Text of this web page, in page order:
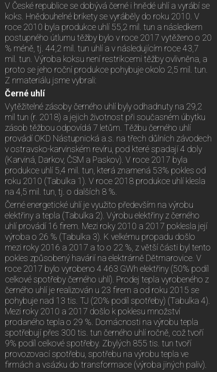
V České republice se dobývá černé i hnědé uhlí a vyrábí se
koks. Hnědouhelné brikety se vyráběly do roku 2010. V
roce 2010 byla produkce uhlí 55,2 mil. tun a následkem
postupného útlumu těžby bylo v roce 2017 vytěženo o 20
% méně, tj. 44,2 mil. tun uhlí a v následujícím roce 43,7
mil. tun. Výroba koksu není restrikcemi těžby ovlivněna, a
proto se jeho roční produkce pohybuje okolo 2,5 mil. tun.
Z nmateriálu jsme vybrali:
Černé uhlí
Vytěžitelné zásoby černého uhlí byly odhadnuty na 29,2
mil tun (r. 2018) a jejich životnost při současném úbytku
zásob těžbou odpovídá 7 letům. Těžbu černého uhlí
provádí OKD Nástupnická a.s. na třech důlních závodech
v ostravsko-karvinském revíru, pod které spadají 4 doly
(Karviná, Darkov, ČSM a Paskov). V roce 2017 byla
produkce uhlí 5,4 mil. tun, která znamená 53% pokles od
roku 2010 (Tabulka 1). V roce 2018 produkce uhlí klesla
na 4,5 mil. tun, tj. o dalších 8 %.
Černé energetické uhlí je využito především na výrobu
elektřiny a tepla (Tabulka 2). Výrobu elektřiny z černého
uhlí provádí 16 firem. Mezi roky 2010 a 2017 poklesla její
výroba o 26 % (Tabulka 3). K velkému propadu došlo
mezi roky 2016 a 2017 a to o 22 %, z větší části byl tento
pokles způsobený havárií na elektrárně Dětmarovice. V
roce 2017 bylo vyrobeno 4 463 GWh elektřiny (50% podíl
celkové spotřeby černého uhlí). Prodej tepla vyrobeného z
černého uhlí je realizován u 23 firem a od roku 2015 se
pohybuje nad 13 tis. TJ (20% podíl spotřeby) (Tabulka 4).
Mezi roky 2010 a 2017 došlo k poklesu množství
prodaného tepla o 29 %. Domácnosti na výrobu tepla
spotřebují přes 300 tis. tun černého uhlí ročně, což tvoří
9% podíl celkové spotřeby. Zbylých 855 tis. tun tvoří
provozovací spotřebu, spotřebu na výrobu tepla ve
firmách a vsázku do transformace (výroba jiných paliv).